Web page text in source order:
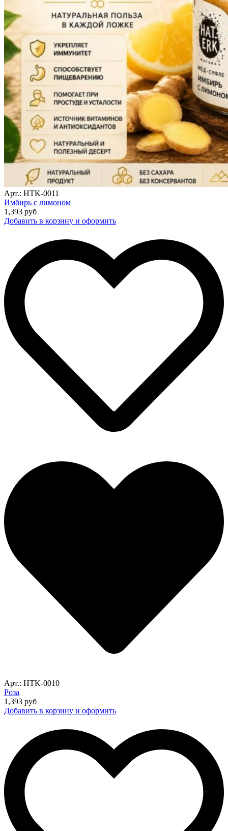
Арт.: HTK-0011
Имбирь с лимоном
1,393 руб
Добавить в корзину и оформить
Арт.: HTK-0010
Роза
1,393 руб
Добавить в корзину и оформить